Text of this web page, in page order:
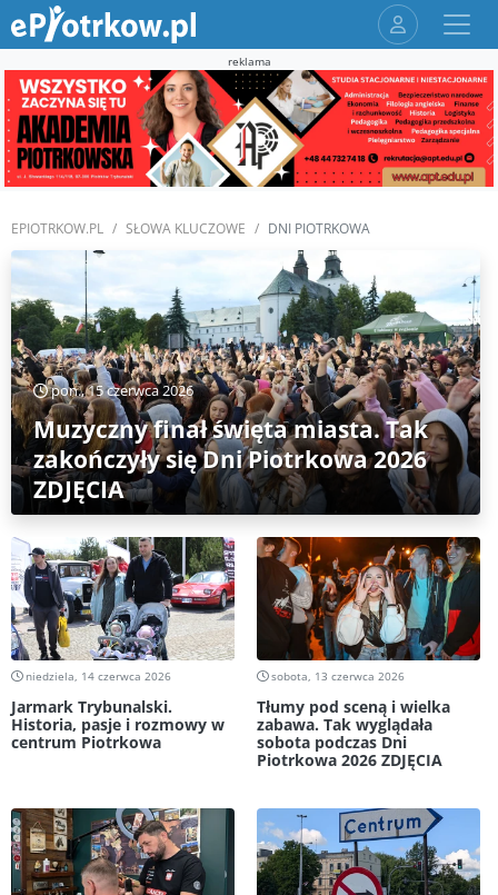
reklama
EPIOTRKOW.PL SŁOWA KLUCZOWE DNI PIOTRKOWA
pon., 15 czerwca 2026
Muzyczny finał święta miasta. Tak
zakończyły się Dni Piotrkowa 2026
ZDJĘCIA
niedziela, 14 czerwca 2026
Jarmark Trybunalski.
Historia, pasje i rozmowy w
centrum Piotrkowa
sobota, 13 czerwca 2026
Tłumy pod sceną i wielka
zabawa. Tak wyglądała
sobota podczas Dni
Piotrkowa 2026 ZDJĘCIA